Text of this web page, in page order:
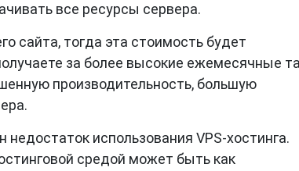
все ресурсы сервера.
сайта, тогда эта стоимость будет
за более высокие ежемесячные
производительность, большую
использования VPS-хостинга.
средой может быть как